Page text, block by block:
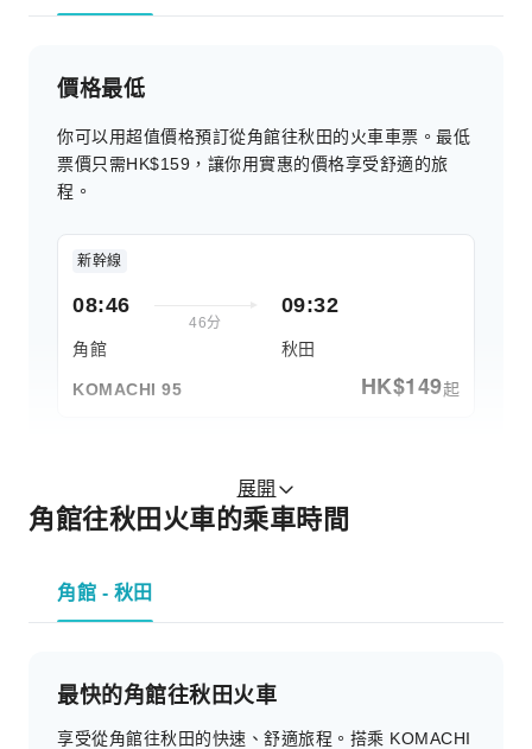
價格最低
你可以用超值價格預訂從角館往秋田的火車車票。最低
票價只需HK$159，讓你用實惠的價格享受舒適的旅
程。
新幹線
08:46
46分
角館
09:32
秋田
KOMACHI 95 HK$149起
展開
角館往秋田火車的乘車時間
角館 - 秋田
最快的角館往秋田火車
享受從角館往秋田的快速、舒適旅程。搭乘 KOMACHI